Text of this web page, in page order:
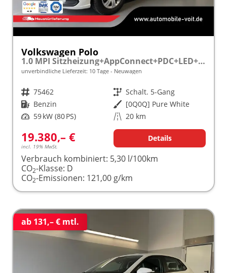
Volkswagen Polo
1.0 MPI Sitzheizung+AppConnect+PDC+LED+Touch+Lichtsensor+MultiLenkrad
unverbindliche Lieferzeit: 10 Tage Neuwagen
Fahrzeugnr. 75462 Getriebe Schalt. 5-Gang
Kraftstoff Benzin Außenfarbe [0Q0Q] Pure White
Leistung 59 kW (80 PS) Kilometerstand 20 km
19.380,– €
incl. 19% MwSt.
Details
Verbrauch kombiniert: 5,30 l/100km
CO2-Klasse: D
CO2-Emissionen: 121,00 g/km
ab 131,– € mtl.